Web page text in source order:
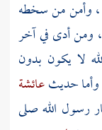
، وأمن من سخطه
، ومن أدى في آخر
لا يكون بدون
حديثعائشة
رسول الله صلى